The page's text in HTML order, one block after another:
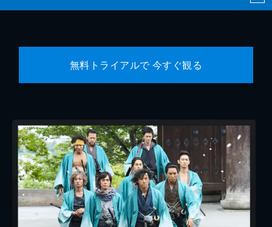
無料トライアルで 今すぐ観る